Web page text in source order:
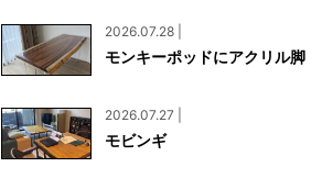
工務店様・設計会社
一枚板買い取りに関
2026.07.28 |
モンキーポッドにアクリル脚
2026.07.27 |
モビンギ